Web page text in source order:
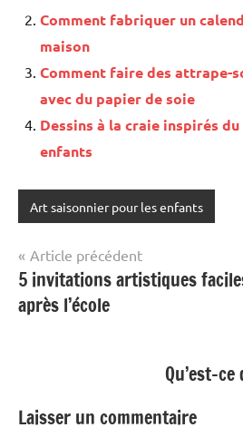
Comment fabriquer un
maison
Comment faire des attrape-
avec du papier de soie
Dessins à la craie inspirés
enfants
Art saisonnier pour les enfants
Navigation
de
l’article
Article précédent
5 invitations artistiques
après l’école
Qu’est-
Laisser un commentaire